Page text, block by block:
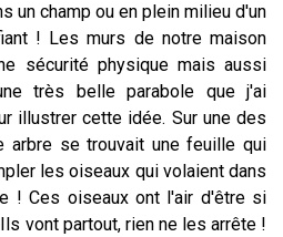
un champ ou en plein milieu d'un
! Les murs de notre maison
sécurité physique mais aussi
très belle parabole que j'ai
illustrer cette idée. Sur une des
arbre se trouvait une feuille qui
les oiseaux qui volaient dans
! Ces oiseaux ont l'air d'être si
vont partout, rien ne les arrête !